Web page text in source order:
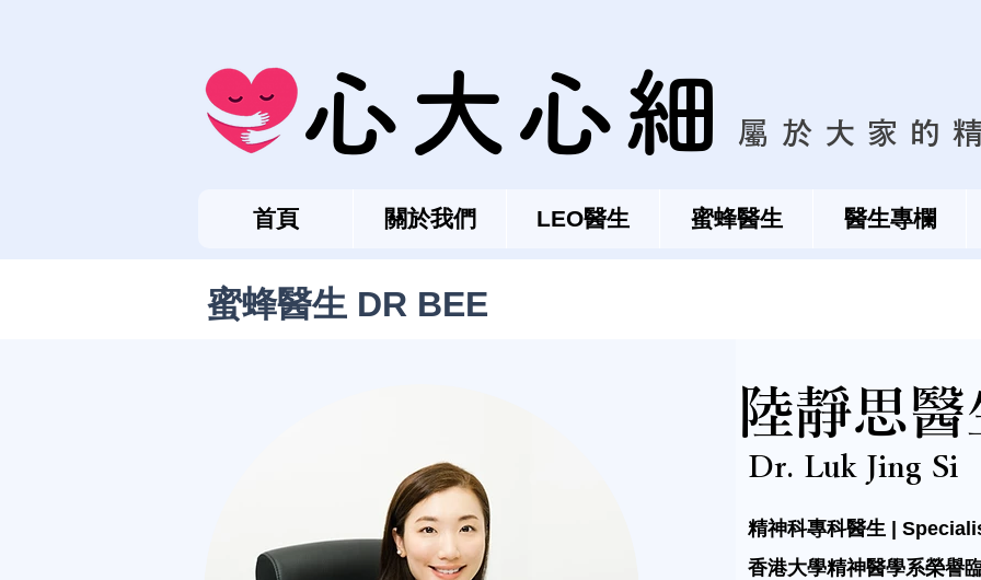
心大心細 屬於大家的
首頁 關於我們 LEO醫生 蜜蜂醫生 醫生專欄
蜜蜂醫生 DR BEE
陸靜思醫
Dr. Luk Jing Si
精神科專科醫生 |
香港大學精神醫學系榮譽